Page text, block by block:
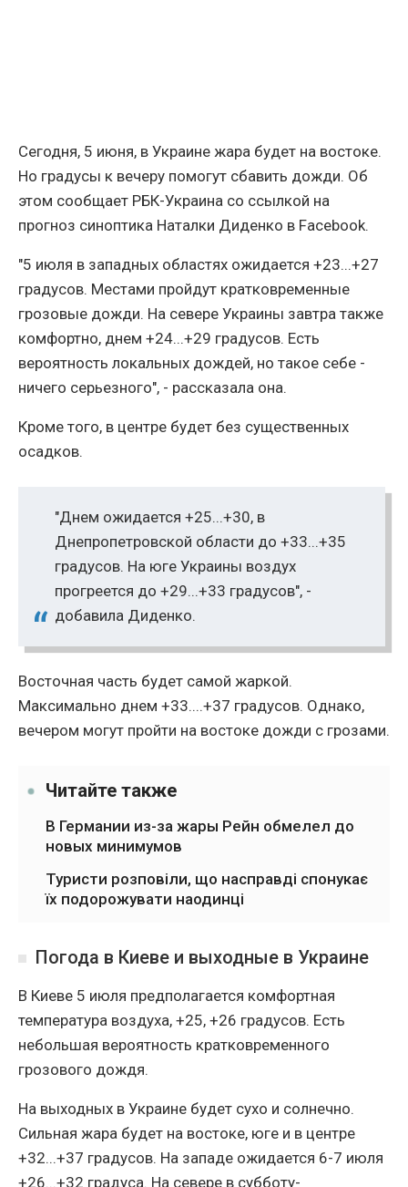
Сегодня, 5 июня, в Украине жара будет на востоке.
Но градусы к вечеру помогут сбавить дожди. Об
этом сообщает РБК-Украина со ссылкой на
прогноз синоптика Наталки Диденко в Facebook.
"5 июля в западных областях ожидается +23...+27
градусов. Местами пройдут кратковременные
грозовые дожди. На севере Украины завтра также
комфортно, днем ​​+24...+29 градусов. Есть
вероятность локальных дождей, но такое себе -
ничего серьезного", - рассказала она.
Кроме того, в центре будет без существенных
осадков.
"Днем ожидается +25...+30, в
Днепропетровской области до +33...+35
градусов. На юге Украины воздух
прогреется до +29...+33 градусов", -
добавила Диденко.
Восточная часть будет самой жаркой.
Максимально днем ​​+33....+37 градусов. Однако,
вечером могут пройти на востоке дожди с грозами.
Читайте также
В Германии из-за жары Рейн обмелел до
новых минимумов
Туристи розповіли, що насправді спонукає
їх подорожувати наодинці
Погода в Киеве и выходные в Украине
В Киеве 5 июля предполагается комфортная
температура воздуха, +25, +26 градусов. Есть
небольшая вероятность кратковременного
грозового дождя.
На выходных в Украине будет сухо и солнечно.
Сильная жара будет на востоке, юге и в центре
+32...+37 градусов. На западе ожидается 6-7 июля
+26...+32 градуса. На севере в субботу-